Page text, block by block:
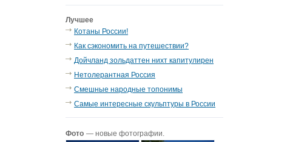
Лучшее
Котаны России!
Как сэкономить на путешествии?
Дойчланд зольдаттен нихт капитулирен
Нетолерантная Россия
Смешные народные топонимы
Самые интересные скульптуры в России
Фото — новые фотографии.